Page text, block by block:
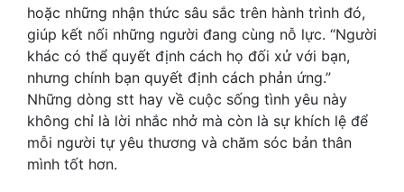
hoặc những nhận thức sâu sắc trên hành trình đó,
giúp kết nối những người đang cùng nỗ lực. “Người
khác có thể quyết định cách họ đối xử với bạn,
nhưng chính bạn quyết định cách phản ứng.”
Những dòng stt hay về cuộc sống tình yêu này
không chỉ là lời nhắc nhở mà còn là sự khích lệ để
mỗi người tự yêu thương và chăm sóc bản thân
mình tốt hơn.